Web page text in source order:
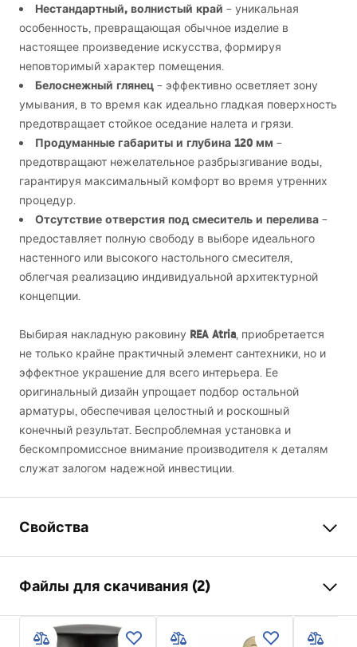
Нестандартный, волнистый край – уникальная
особенность, превращающая обычное изделие в
настоящее произведение искусства, формируя
неповторимый характер помещения.
Белоснежный глянец – эффективно осветляет зону
умывания, в то время как идеально гладкая поверхность
предотвращает стойкое оседание налета и грязи.
Продуманные габариты и глубина 120 мм –
предотвращают нежелательное разбрызгивание воды,
гарантируя максимальный комфорт во время утренних
процедур.
Отсутствие отверстия под смеситель и перелива –
предоставляет полную свободу в выборе идеального
настенного или высокого настольного смесителя,
облегчая реализацию индивидуальной архитектурной
концепции.
Выбирая накладную раковину REA Atria, приобретается
не только крайне практичный элемент сантехники, но и
эффектное украшение для всего интерьера. Ее
оригинальный дизайн упрощает подбор остальной
арматуры, обеспечивая целостный и роскошный
конечный результат. Беспроблемная установка и
бескомпромиссное внимание производителя к деталям
служат залогом надежной инвестиции.
Свойства
Материал
Санитарная керамика
Цвет
Белый
Файлы для скачивания (2)
Инструкция по сборке